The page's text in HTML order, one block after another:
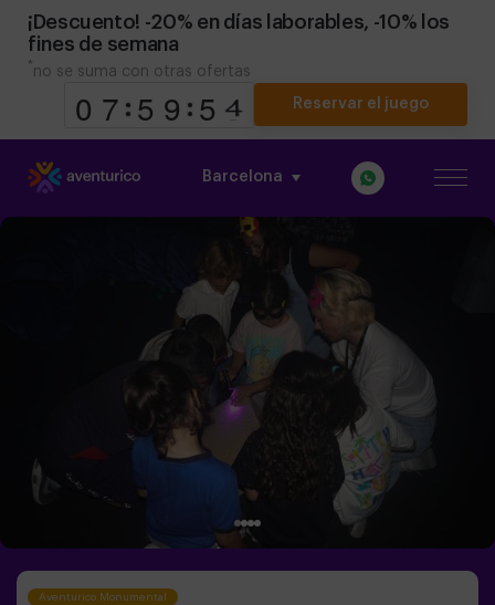
¡Descuento! -20% en días laborables, -10% los
fines de semana
* no se suma con otras ofertas
9
9
0
0 8
7
7 0
5
5
Reservar el juego
Barcelona
Aventurico Monumental